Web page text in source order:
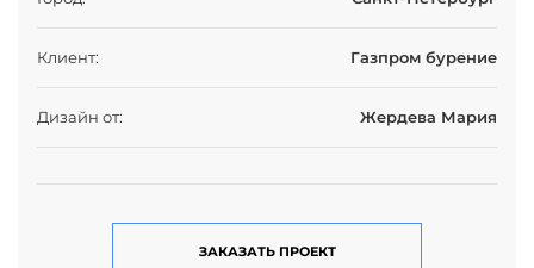
Клиент: Газпром бурение
Дизайн от: Жердева Мария
ЗАКАЗАТЬ ПРОЕКТ